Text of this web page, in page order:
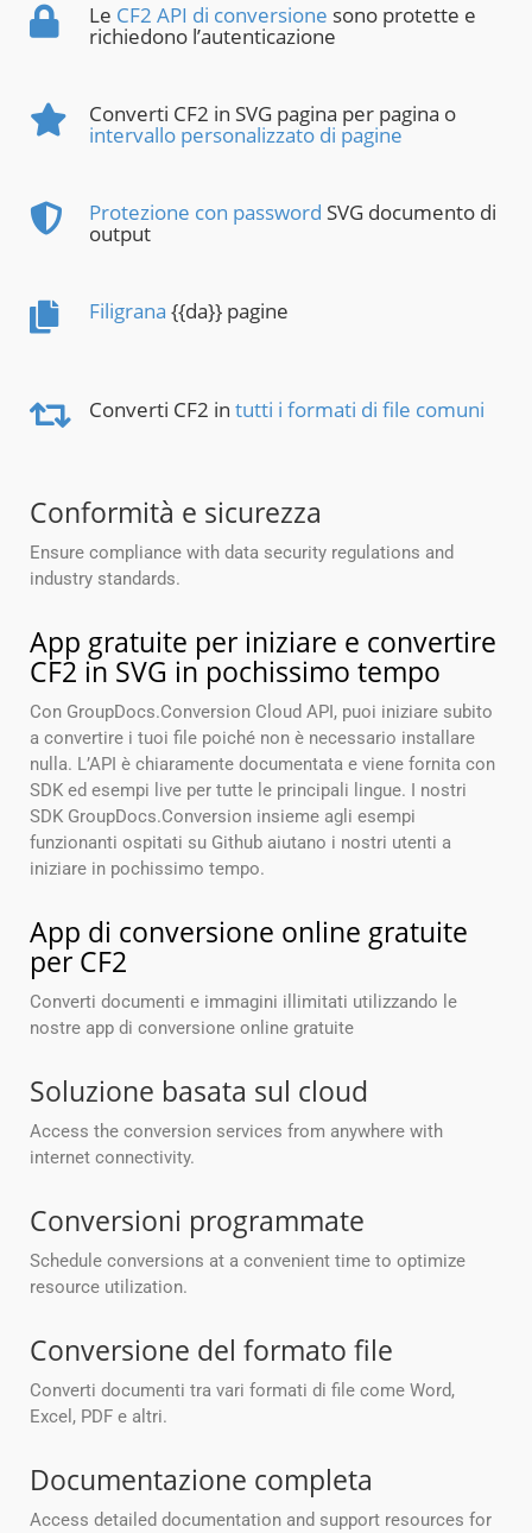
Le CF2 API di conversione sono protette e
richiedono l’autenticazione
Converti CF2 in SVG pagina per pagina o
intervallo personalizzato di pagine
Protezione con password SVG documento di
output
Filigrana {{da}} pagine
Converti CF2 in tutti i formati di file comuni
Conformità e sicurezza
Ensure compliance with data security regulations and
industry standards.
App gratuite per iniziare e convertire
CF2 in SVG in pochissimo tempo
Con GroupDocs.Conversion Cloud API, puoi iniziare subito
a convertire i tuoi file poiché non è necessario installare
nulla. L’API è chiaramente documentata e viene fornita con
SDK ed esempi live per tutte le principali lingue. I nostri
SDK GroupDocs.Conversion insieme agli esempi
funzionanti ospitati su Github aiutano i nostri utenti a
iniziare in pochissimo tempo.
App di conversione online gratuite
per CF2
Converti documenti e immagini illimitati utilizzando le
nostre app di conversione online gratuite
Soluzione basata sul cloud
Access the conversion services from anywhere with
internet connectivity.
Conversioni programmate
Schedule conversions at a convenient time to optimize
resource utilization.
Conversione del formato file
Converti documenti tra vari formati di file come Word,
Excel, PDF e altri.
Documentazione completa
Access detailed documentation and support resources for